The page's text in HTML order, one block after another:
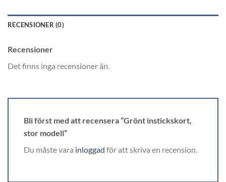
RECENSIONER (0)
Recensioner
Det finns inga recensioner än.
Bli först med att recensera ”Grönt instickskort,
stor modell”
Du måste vara inloggad för att skriva en recension.